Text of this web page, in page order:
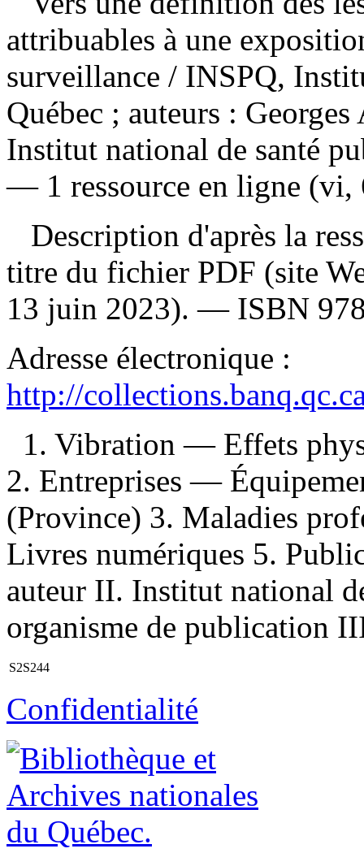
attribuables à une
surveillance / INSPQ,
Québec ; auteurs :
Institut national de santé
— 1 ressource en ligne (vi,
Description d'après la
titre du fichier PDF (site
13 juin 2023). — ISBN
Adresse électronique :
http://
1. Vibration — Effets
2. Entreprises —
(Province) 3. Maladies
Livres numériques 5.
auteur II. Institut national
organisme de publication
S2S244
Confidentialité